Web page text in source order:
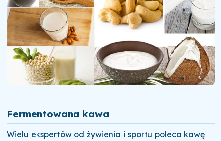
Fermentowana kawa
Wielu ekspertów od żywienia i sportu poleca kawę